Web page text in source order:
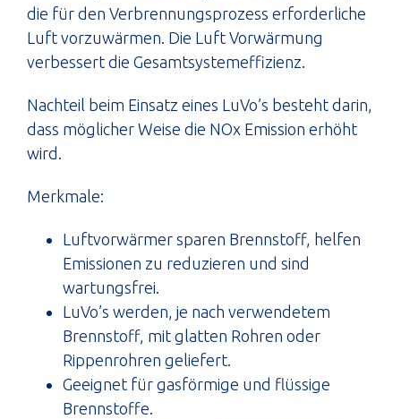
die für den Verbrennungsprozess erforderliche
Luft vorzuwärmen. Die Luft Vorwärmung
verbessert die Gesamtsystemeffizienz.
Nachteil beim Einsatz eines LuVo’s besteht darin,
dass möglicher Weise die NOx Emission erhöht
wird.
Merkmale:
Luftvorwärmer sparen Brennstoff, helfen
Emissionen zu reduzieren und sind
wartungsfrei.
LuVo’s werden, je nach verwendetem
Brennstoff, mit glatten Rohren oder
Rippenrohren geliefert.
Geeignet für gasförmige und flüssige
Brennstoffe.